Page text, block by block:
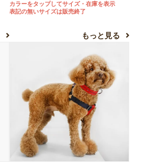
カラーをタップしてサイズ・在庫を表示
表記の無いサイズは販売終了
もっと見る